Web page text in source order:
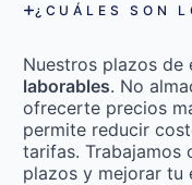
¿CUÁLES SON
Nuestros plazos de
laborables. No
ofrecerte precios
permite reducir
tarifas. Trabajamos
plazos y mejorar tu